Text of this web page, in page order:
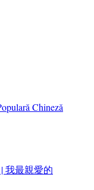
Chineză
| 我最親愛的